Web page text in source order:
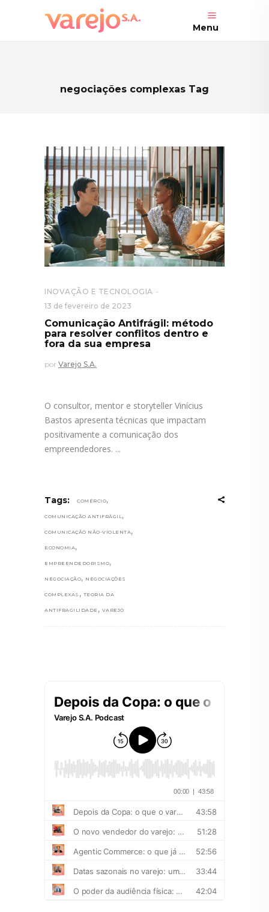
Menu
negociações complexas Tag
INOVAÇÃO E TECNOLOGIA
13 de fevereiro de 2023
Comunicação Antifrágil: método
para resolver conflitos dentro e
fora da sua empresa
por Varejo S.A.
O consultor, mentor e storyteller Vinícius
Bastos apresenta técnicas que impactam
positivamente a comunicação dos
empreendedores.
Tags: COMÉRCIO,
COMUNICAÇÃO ANTIFRÁGIL ,
COMUNICAÇÃO NÃO-VIOLENTA ,
ECONOMIA ,
EMPREENDEDORISMO,
NEGOCIAÇÃO, NEGOCIAÇÕES
COMPLEXAS , TEORIA DA
ANTIFRAGILIDADE , VAREJO